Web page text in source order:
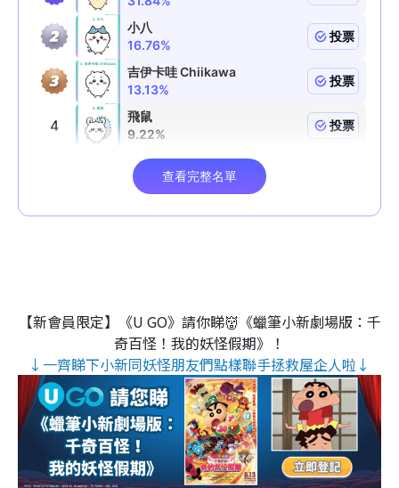
【新會員限定】《U GO》請你睇👹《蠟筆小新劇場版：千
奇百怪！我的妖怪假期》！
↓一齊睇下小新同妖怪朋友們點樣聯手拯救屋企人啦↓